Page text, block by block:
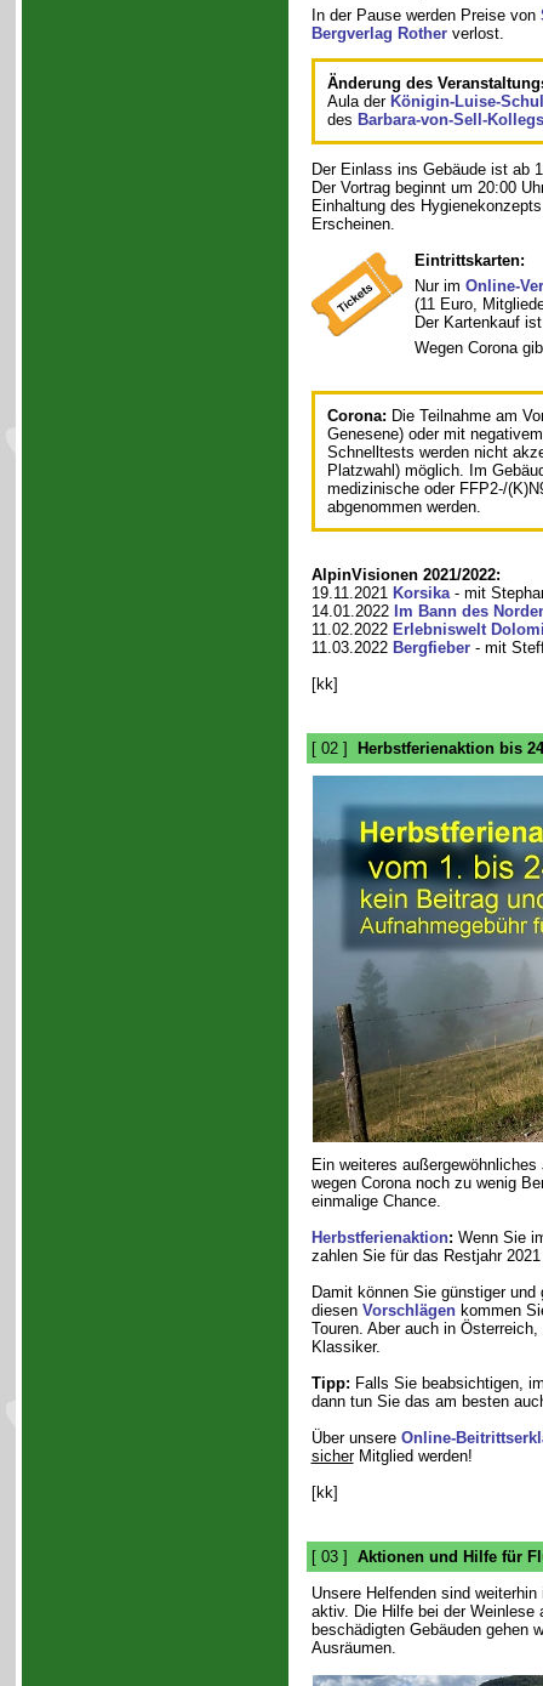
In der Pause werden Preise von
Bergverlag Rotherverlost.
Änderung des
Aula der Königin-Luise-
des Barbara-von-Sell-Kollegs
Der Einlass ins Gebäude ist ab
Der Vortrag beginnt um 20:00
Einhaltung des
Erscheinen.
Eintrittskarten:
Nur im Online-
(11 Euro,
Der Kartenkauf
Wegen Corona
Corona: Die Teilnahme am
Genesene) oder mit
Schnelltests werden nicht
Platzwahl) möglich. Im
medizinische oder FFP2-/
abgenommen werden.
AlpinVisionen 2021/2022:
19.11.2021 Korsika- mit
14.01.2022 Im Bann des
11.02.2022 Erlebniswelt
11.03.2022 Bergfieber- mit
[kk]
[ 02 ] Herbstferienaktion bis
Ein weiteres
wegen Corona noch zu wenig
einmalige Chance.
Herbstferienaktion: Wenn Sie
zahlen Sie für das Restjahr
Damit können Sie günstiger
diesen Vorschlägenkommen
Touren. Aber auch in
Klassiker.
Tipp: Falls Sie beabsichtigen,
dann tun Sie das am besten
Über unsere Online-
sicherMitglied werden!
[kk]
[ 03 ] Aktionen und Hilfe für
Unsere Helfenden sind
aktiv. Die Hilfe bei der Weinlese
beschädigten Gebäuden gehen
Ausräumen.